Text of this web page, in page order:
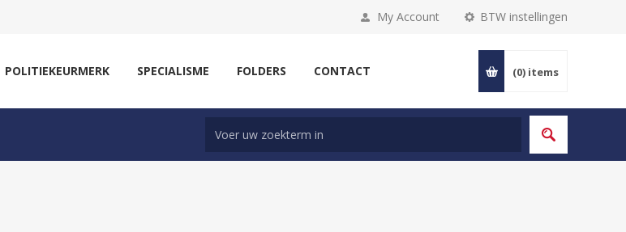
BTW instellingen
My Account
POLITIEKEURMERK SPECIALISME FOLDERS CONTACT (0) items